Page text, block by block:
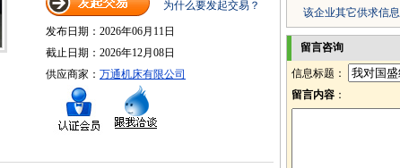
为什么要发起交易？
发布日期：2026年06月11日
截止日期：2026年12月08日
供应商家： 万通机床有限公司
该企业其它供求信息
留言咨询
信息标题：
留言内容 ：